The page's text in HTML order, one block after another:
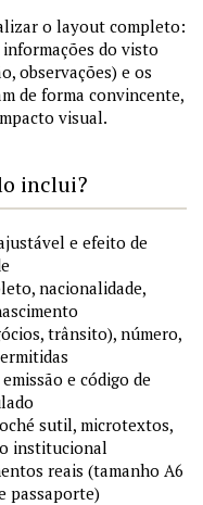
o layout completo:
informações do visto
observações) e os
de forma convincente,
visual.
inclui?
e efeito de
nacionalidade,
trânsito), número,
e código de
sutil, microtextos,
institucional
reais (tamanho A6
passaporte)